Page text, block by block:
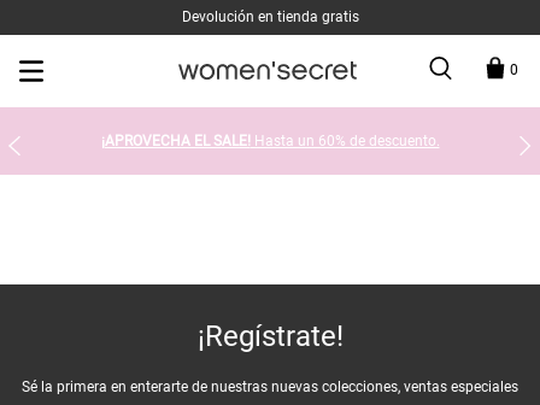
Devolución en tienda gratis
0
¡APROVECHA EL SALE! Hasta un 60% de descuento.
¡Regístrate!
Sé la primera en enterarte de nuestras nuevas colecciones, ventas especiales